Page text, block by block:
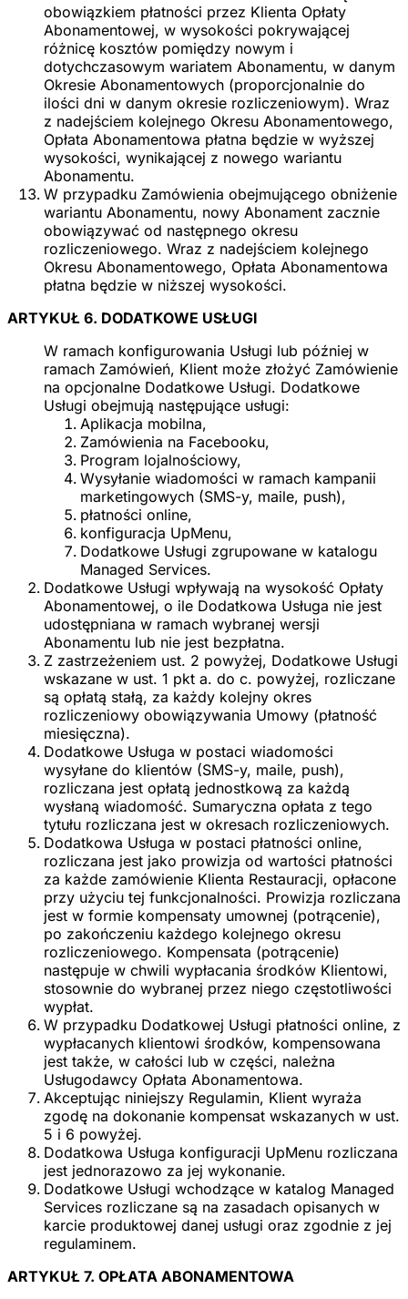
obowiązkiem płatności przez Klienta Opłaty
Abonamentowej, w wysokości pokrywającej
różnicę kosztów pomiędzy nowym i
dotychczasowym wariatem Abonamentu, w danym
Okresie Abonamentowych (proporcjonalnie do
ilości dni w danym okresie rozliczeniowym). Wraz
z nadejściem kolejnego Okresu Abonamentowego,
Opłata Abonamentowa płatna będzie w wyższej
wysokości, wynikającej z nowego wariantu
Abonamentu.
W przypadku Zamówienia obejmującego obniżenie
wariantu Abonamentu, nowy Abonament zacznie
obowiązywać od następnego okresu
rozliczeniowego. Wraz z nadejściem kolejnego
Okresu Abonamentowego, Opłata Abonamentowa
płatna będzie w niższej wysokości.
ARTYKUŁ 6. DODATKOWE USŁUGI
W ramach konfigurowania Usługi lub później w
ramach Zamówień, Klient może złożyć Zamówienie
na opcjonalne Dodatkowe Usługi. Dodatkowe
Usługi obejmują następujące usługi:
Aplikacja mobilna,
Zamówienia na Facebooku,
Program lojalnościowy,
Wysyłanie wiadomości w ramach kampanii
marketingowych (SMS-y, maile, push),
płatności online,
konfiguracja UpMenu,
Dodatkowe Usługi zgrupowane w katalogu
Managed Services.
Dodatkowe Usługi wpływają na wysokość Opłaty
Abonamentowej, o ile Dodatkowa Usługa nie jest
udostępniana w ramach wybranej wersji
Abonamentu lub nie jest bezpłatna.
Z zastrzeżeniem ust. 2 powyżej, Dodatkowe Usługi
wskazane w ust. 1 pkt a. do c. powyżej, rozliczane
są opłatą stałą, za każdy kolejny okres
rozliczeniowy obowiązywania Umowy (płatność
miesięczna).
Dodatkowe Usługa w postaci wiadomości
wysyłane do klientów (SMS-y, maile, push),
rozliczana jest opłatą jednostkową za każdą
wysłaną wiadomość. Sumaryczna opłata z tego
tytułu rozliczana jest w okresach rozliczeniowych.
Dodatkowa Usługa w postaci płatności online,
rozliczana jest jako prowizja od wartości płatności
za każde zamówienie Klienta Restauracji, opłacone
przy użyciu tej funkcjonalności. Prowizja rozliczana
jest w formie kompensaty umownej (potrącenie),
po zakończeniu każdego kolejnego okresu
rozliczeniowego. Kompensata (potrącenie)
następuje w chwili wypłacania środków Klientowi,
stosownie do wybranej przez niego częstotliwości
wypłat.
W przypadku Dodatkowej Usługi płatności online, z
wypłacanych klientowi środków, kompensowana
jest także, w całości lub w części, należna
Usługodawcy Opłata Abonamentowa.
Akceptując niniejszy Regulamin, Klient wyraża
zgodę na dokonanie kompensat wskazanych w ust.
5 i 6 powyżej.
Dodatkowa Usługa konfiguracji UpMenu rozliczana
jest jednorazowo za jej wykonanie.
Dodatkowe Usługi wchodzące w katalog Managed
Services rozliczane są na zasadach opisanych w
karcie produktowej danej usługi oraz zgodnie z jej
regulaminem.
ARTYKUŁ 7. OPŁATA ABONAMENTOWA